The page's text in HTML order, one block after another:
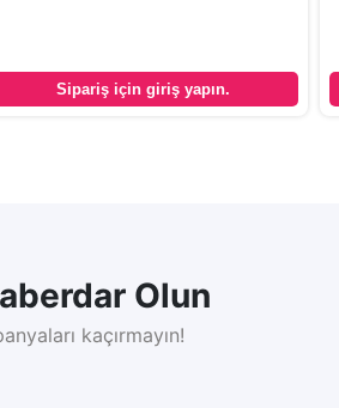
Sipariş için giriş yapın.
Olun
kaçırmayın!